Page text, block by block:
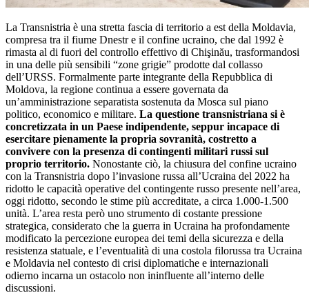
La Transnistria è una stretta fascia di territorio a est della Moldavia,
compresa tra il fiume Dnestr e il confine ucraino, che dal 1992 è
rimasta al di fuori del controllo effettivo di Chişinău, trasformandosi
in una delle più sensibili “zone grigie” prodotte dal collasso
dell’URSS. Formalmente parte integrante della Repubblica di
Moldova, la regione continua a essere governata da
un’amministrazione separatista sostenuta da Mosca sul piano
politico, economico e militare. La questione transnistriana si è
concretizzata in un Paese indipendente, seppur incapace di
esercitare pienamente la propria sovranità, costretto a
convivere con la presenza di contingenti militari russi sul
proprio territorio. Nonostante ciò, la chiusura del confine ucraino
con la Transnistria dopo l’invasione russa all’Ucraina del 2022 ha
ridotto le capacità operative del contingente russo presente nell’area,
oggi ridotto, secondo le stime più accreditate, a circa 1.000-1.500
unità. L’area resta però uno strumento di costante pressione
strategica, considerato che la guerra in Ucraina ha profondamente
modificato la percezione europea dei temi della sicurezza e della
resistenza statuale, e l’eventualità di una costola filorussa tra Ucraina
e Moldavia nel contesto di crisi diplomatiche e internazionali
odierno incarna un ostacolo non ininfluente all’interno delle
discussioni.